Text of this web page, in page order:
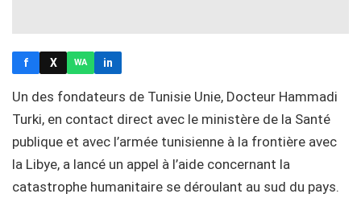
f X WA in
Un des fondateurs de Tunisie Unie, Docteur Hammadi
Turki, en contact direct avec le ministère de la Santé
publique et avec l’armée tunisienne à la frontière avec
la Libye, a lancé un appel à l’aide concernant la
catastrophe humanitaire se déroulant au sud du pays.